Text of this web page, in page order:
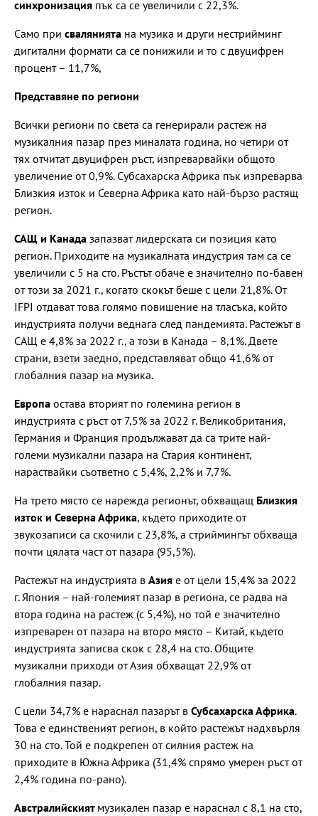
синхронизация пък са се увеличили с 22,3%.
Само при свалянията на музика и други нестрийминг
дигитални формати са се понижили и то с двуцифрен
процент – 11,7%,
Представяне по региони
Всички региони по света са генерирали растеж на
музикалния пазар през миналата година, но четири от
тях отчитат двуцифрен ръст, изпреварвайки общото
увеличение от 0,9%. Субсахарска Африка пък изпреварва
Близкия изток и Северна Африка като най-бързо растящ
регион.
САЩ и Канада запазват лидерската си позиция като
регион. Приходите на музикалната индустрия там са се
увеличили с 5 на сто. Ръстът обаче е значително по-бавен
от този за 2021 г., когато скокът беше с цели 21,8%. От
IFPI отдават това голямо повишение на тласъка, който
индустрията получи веднага след пандемията. Растежът в
САЩ е 4,8% за 2022 г., а този в Канада – 8,1%. Двете
страни, взети заедно, представляват общо 41,6% от
глобалния пазар на музика.
Европа остава вторият по големина регион в
индустрията с ръст от 7,5% за 2022 г. Великобритания,
Германия и Франция продължават да са трите най-
големи музикални пазара на Стария континент,
нараствайки съответно с 5,4%, 2,2% и 7,7%.
На трето място се нарежда регионът, обхващащ Близкия
изток и Северна Африка, където приходите от
звукозаписи са скочили с 23,8%, а стриймингът обхваща
почти цялата част от пазара (95,5%).
Растежът на индустрията в Азия е от цели 15,4% за 2022
г. Япония – най-големият пазар в региона, се радва на
втора година на растеж (с 5,4%), но той е значително
изпреварен от пазара на второ място – Китай, където
индустрията записва скок с 28,4 на сто. Общите
музикални приходи от Азия обхващат 22,9% от
глобалния пазар.
С цели 34,7% е нараснал пазарът в Субсахарска Африка.
Това е единственият регион, в който растежът надхвърля
30 на сто. Той е подкрепен от силния растеж на
приходите в Южна Африка (31,4% спрямо умерен ръст от
2,4% година по-рано).
Австралийският музикален пазар е нараснал с 8,1 на сто,